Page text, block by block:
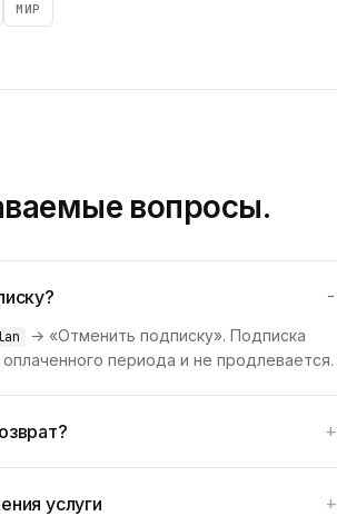
МИР
вопросы.
→ «Отменить подписку». Подписка
периода и не продлевается.
услуги